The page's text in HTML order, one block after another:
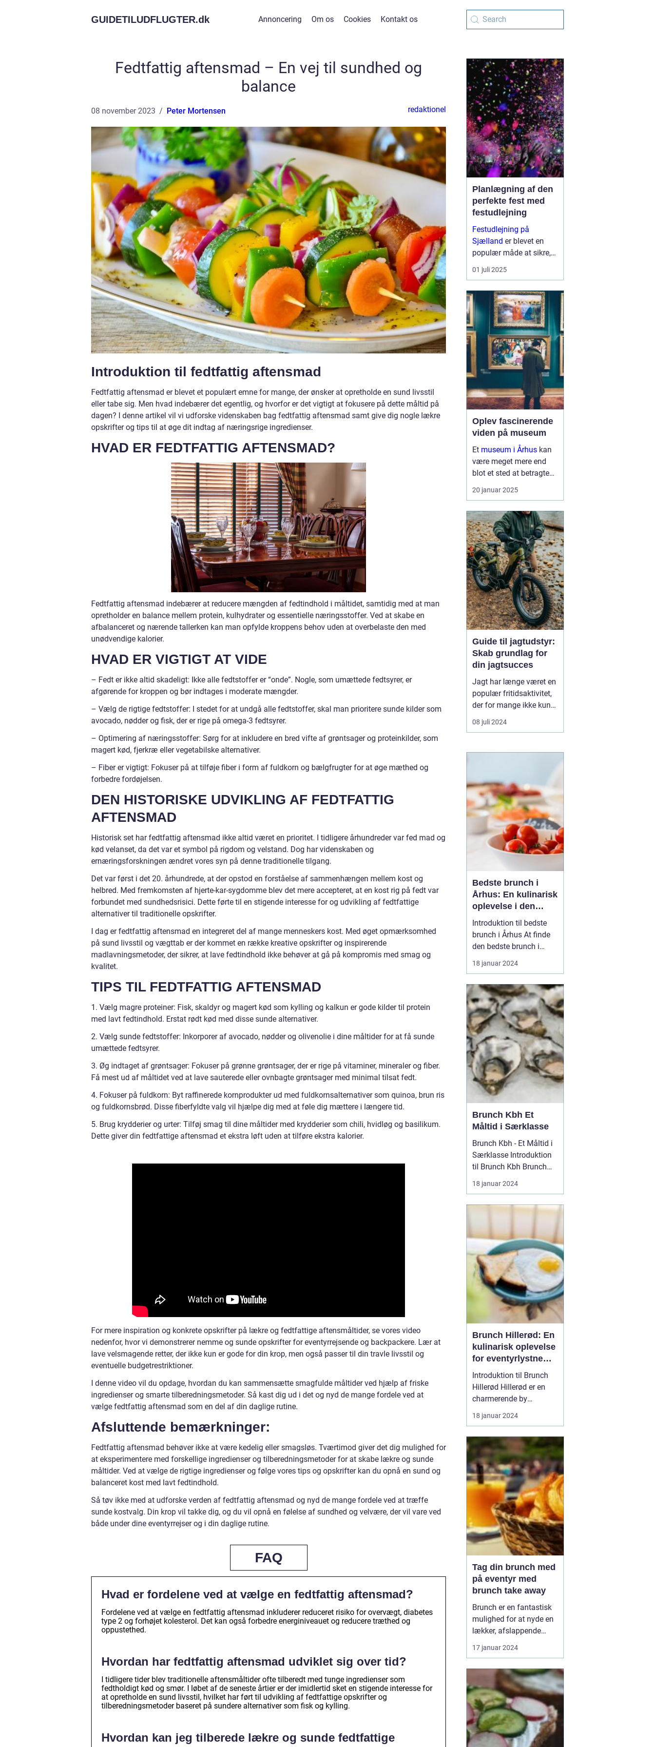
GUIDETILUDFLUGTER.dk Annoncering Om os Cookies Kontakt os
Fedtfattig aftensmad – En vej til sundhed og
balance
08 november 2023 Peter Mortensen redaktionel
Introduktion til fedtfattig aftensmad
Fedtfattig aftensmad er blevet et populært emne for mange, der ønsker at opretholde en sund livsstil
eller tabe sig. Men hvad indebærer det egentlig, og hvorfor er det vigtigt at fokusere på dette måltid på
dagen? I denne artikel vil vi udforske videnskaben bag fedtfattig aftensmad samt give dig nogle lækre
opskrifter og tips til at øge dit indtag af næringsrige ingredienser.
HVAD ER FEDTFATTIG AFTENSMAD?
Fedtfattig aftensmad indebærer at reducere mængden af fedtindhold i måltidet, samtidig med at man
opretholder en balance mellem protein, kulhydrater og essentielle næringsstoffer. Ved at skabe en
afbalanceret og nærende tallerken kan man opfylde kroppens behov uden at overbelaste den med
unødvendige kalorier.
HVAD ER VIGTIGT AT VIDE
– Fedt er ikke altid skadeligt: Ikke alle fedtstoffer er “onde”. Nogle, som umættede fedtsyrer, er
afgørende for kroppen og bør indtages i moderate mængder.
– Vælg de rigtige fedtstoffer: I stedet for at undgå alle fedtstoffer, skal man prioritere sunde kilder som
avocado, nødder og fisk, der er rige på omega-3 fedtsyrer.
– Optimering af næringsstoffer: Sørg for at inkludere en bred vifte af grøntsager og proteinkilder, som
magert kød, fjerkræ eller vegetabilske alternativer.
– Fiber er vigtigt: Fokuser på at tilføje fiber i form af fuldkorn og bælgfrugter for at øge mæthed og
forbedre fordøjelsen.
DEN HISTORISKE UDVIKLING AF FEDTFATTIG
AFTENSMAD
Historisk set har fedtfattig aftensmad ikke altid været en prioritet. I tidligere århundreder var fed mad og
kød velanset, da det var et symbol på rigdom og velstand. Dog har videnskaben og
ernæringsforskningen ændret vores syn på denne traditionelle tilgang.
Det var først i det 20. århundrede, at der opstod en forståelse af sammenhængen mellem kost og
helbred. Med fremkomsten af hjerte-kar-sygdomme blev det mere accepteret, at en kost rig på fedt var
forbundet med sundhedsrisici. Dette førte til en stigende interesse for og udvikling af fedtfattige
alternativer til traditionelle opskrifter.
I dag er fedtfattig aftensmad en integreret del af mange menneskers kost. Med øget opmærksomhed
på sund livsstil og vægttab er der kommet en række kreative opskrifter og inspirerende
madlavningsmetoder, der sikrer, at lave fedtindhold ikke behøver at gå på kompromis med smag og
kvalitet.
TIPS TIL FEDTFATTIG AFTENSMAD
1. Vælg magre proteiner: Fisk, skaldyr og magert kød som kylling og kalkun er gode kilder til protein
med lavt fedtindhold. Erstat rødt kød med disse sunde alternativer.
2. Vælg sunde fedtstoffer: Inkorporer af avocado, nødder og olivenolie i dine måltider for at få sunde
umættede fedtsyrer.
3. Øg indtaget af grøntsager: Fokuser på grønne grøntsager, der er rige på vitaminer, mineraler og fiber.
Få mest ud af måltidet ved at lave sauterede eller ovnbagte grøntsager med minimal tilsat fedt.
4. Fokuser på fuldkorn: Byt raffinerede kornprodukter ud med fuldkornsalternativer som quinoa, brun ris
og fuldkornsbrød. Disse fiberfyldte valg vil hjælpe dig med at føle dig mættere i længere tid.
5. Brug krydderier og urter: Tilføj smag til dine måltider med krydderier som chili, hvidløg og basilikum.
Dette giver din fedtfattige aftensmad et ekstra løft uden at tilføre ekstra kalorier.
For mere inspiration og konkrete opskrifter på lækre og fedtfattige aftensmåltider, se vores video
nedenfor, hvor vi demonstrerer nemme og sunde opskrifter for eventyrrejsende og backpackere. Lær at
lave velsmagende retter, der ikke kun er gode for din krop, men også passer til din travle livsstil og
eventuelle budgetrestriktioner.
I denne video vil du opdage, hvordan du kan sammensætte smagfulde måltider ved hjælp af friske
ingredienser og smarte tilberedningsmetoder. Så kast dig ud i det og nyd de mange fordele ved at
vælge fedtfattig aftensmad som en del af din daglige rutine.
Afsluttende bemærkninger:
Fedtfattig aftensmad behøver ikke at være kedelig eller smagsløs. Tværtimod giver det dig mulighed for
at eksperimentere med forskellige ingredienser og tilberedningsmetoder for at skabe lækre og sunde
måltider. Ved at vælge de rigtige ingredienser og følge vores tips og opskrifter kan du opnå en sund og
balanceret kost med lavt fedtindhold.
Så tøv ikke med at udforske verden af fedtfattig aftensmad og nyd de mange fordele ved at træffe
sunde kostvalg. Din krop vil takke dig, og du vil opnå en følelse af sundhed og velvære, der vil vare ved
både under dine eventyrrejser og i din daglige rutine.
FAQ
Hvad er fordelene ved at vælge en fedtfattig aftensmad?
Fordelene ved at vælge en fedtfattig aftensmad inkluderer reduceret risiko for overvægt, diabetes
type 2 og forhøjet kolesterol. Det kan også forbedre energiniveauet og reducere træthed og
oppustethed.
Hvordan har fedtfattig aftensmad udviklet sig over tid?
I tidligere tider blev traditionelle aftensmåltider ofte tilberedt med tunge ingredienser som
fedtholdigt kød og smør. I løbet af de seneste årtier er der imidlertid sket en stigende interesse for
at opretholde en sund livsstil, hvilket har ført til udvikling af fedtfattige opskrifter og
tilberedningsmetoder baseret på sundere alternativer som fisk og kylling.
Hvordan kan jeg tilberede lækre og sunde fedtfattige
Planlægning af den
perfekte fest med
festudlejning
Festudlejning på
Sjælland er blevet en
populær måde at sikre,
at ethvert arrangement
får en ekstra dimension
børnef&osla...
01 juli 2025
Oplev fascinerende
viden på museum
Et museum i Århus kan
være meget mere end
blot et sted at betragte
malerier og udstillinger.
Det er en rejse gennem
nysgerrige sind til at ...
20 januar 2025
Guide til jagtudstyr:
Skab grundlag for
din jagtsucces
Jagt har længe været en
populær fritidsaktivitet,
der for mange ikke kun
er en hobby, men en
passion. Det udstyr, man
betyde forskellen mellem
den...
08 juli 2024
Bedste brunch i
Århus: En kulinarisk
oplevelse i den
danske by
Introduktion til bedste
brunch i Århus At finde
den bedste brunch i
Århus kan være en
udfordrende opgave for
eller backpacker. Århus
er kendt for sit
pulserende madscene,
og brunch er ingen
undtagelse. Byen har en
bred vifte af...
18 januar 2024
Brunch Kbh Et
Måltid i Særklasse
Brunch Kbh - Et Måltid i
Særklasse Introduktion
til Brunch Kbh Brunch
Kbh er en kulinar...
18 januar 2024
Brunch Hillerød: En
kulinarisk oplevelse
for eventyrlystne
rejsende og
backpackere
Introduktion til Brunch
Hillerød Hillerød er en
charmerende by
beliggende i
Nordsjælland, Danmark.
rejsemål for
eventyrrejsende og
backpackere, der ønsker
at udforske de historiske
og naturlige skatte i
området. En af de mest
popul...
18 januar 2024
Tag din brunch med
på eventyr med
brunch take away
Brunch er en fantastisk
mulighed for at nyde en
lækker, afslappende
måltid med venner eller
familie. Men hvad gør
farten eller ikke har tid til
at sidde og spise i en
restaurant? Svaret er
enkelt: brunch take
away. Med denne
innova...
17 januar 2024